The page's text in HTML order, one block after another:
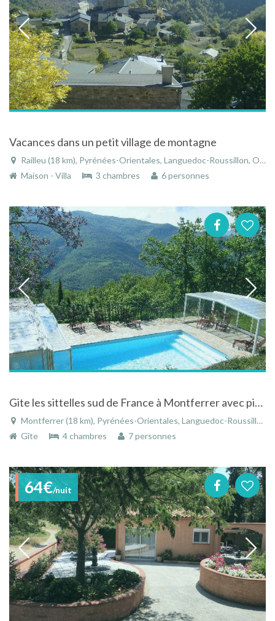
Vacances dans un petit village de montagne
Railleu (18 km), Pyrénées-Orientales, Languedoc-Roussillon, Occitanie, France
Maison - Villa
3 chambres 6 personnes
Gite les sittelles sud de France à Montferrer avec piscine privative couverte chauffée
Montferrer (18 km), Pyrénées-Orientales, Languedoc-Roussillon, Occitanie, France
Gîte
4 chambres 7 personnes
64€/nuit